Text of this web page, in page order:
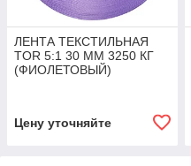
ЛЕНТА ТЕКСТИЛЬНАЯ
TOR 5:1 30 ММ 3250 КГ
(ФИОЛЕТОВЫЙ)
Цену уточняйте